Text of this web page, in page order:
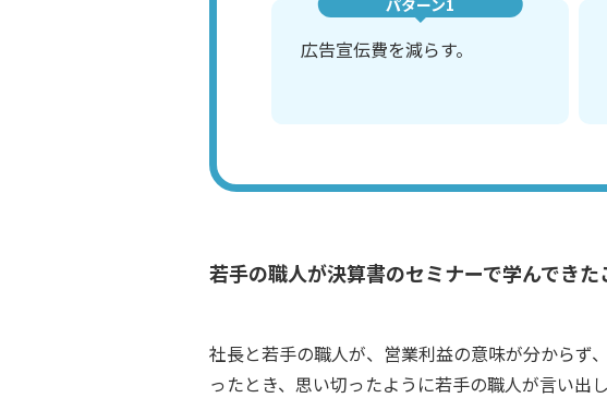
パターン1
広告宣伝費を減らす。
若手の職人が決算書のセミナーで学んできた
社長と若手の職人が、営業利益の意味が分からず
ったとき、思い切ったように若手の職人が言い出し